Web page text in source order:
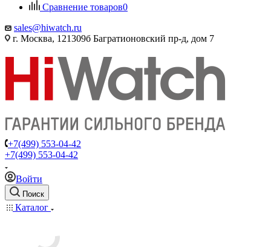
Сравнение товаров0
sales@hiwatch.ru
г. Москва, 121309б Багратионовский пр-д, дом 7
+7(499) 553-04-42
+7(499) 553-04-42
Войти
Поиск
Каталог